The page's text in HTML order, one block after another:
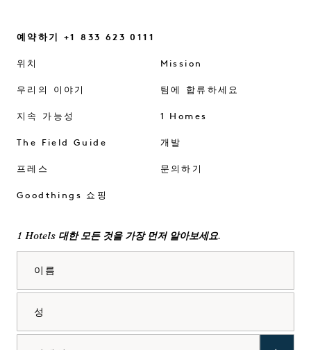
예약하기 +1 833 623 0111
위치
우리의 이야기
지속 가능성
The Field Guide
프레스
Goodthings 쇼핑
Mission
팀에 합류하세요
1 Homes
개발
문의하기
1 Hotels 대한 모든 것을 가장 먼저 알아보세요.